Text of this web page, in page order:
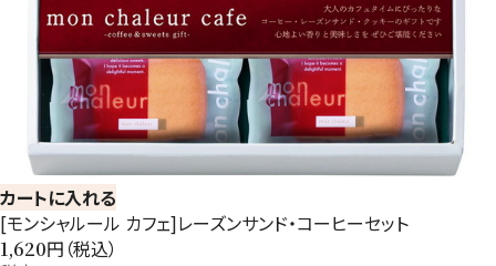
カートに入れる
[モンシャルール カフェ]レーズンサンド・コーヒーセット
1,620円（税込）